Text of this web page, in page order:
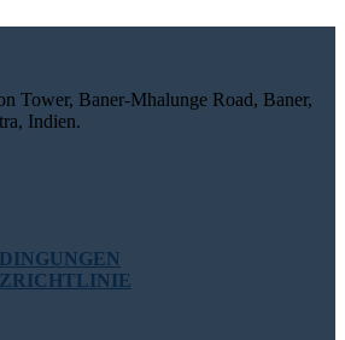
Tower, Baner-Mhalunge Road, Baner,
Indien.